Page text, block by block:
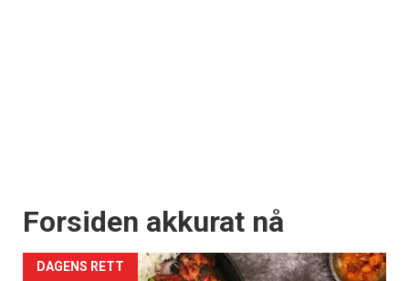
Forsiden akkurat nå
DAGENS RETT